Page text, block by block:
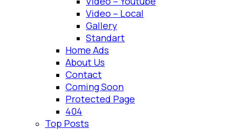
Video – Local
Gallery
Standart
Home Ads
About Us
Contact
Coming Soon
Protected Page
404
Top Posts